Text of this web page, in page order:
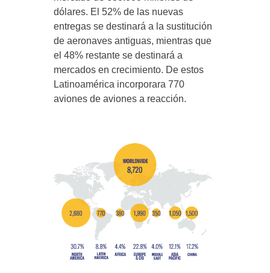
dólares. El 52% de las nuevas
entregas se destinará a la sustitución
de aeronaves antiguas, mientras que
el 48% restante se destinará a
mercados en crecimiento. De estos
Latinoamérica incorporara 770
aviones de aviones a reacción.